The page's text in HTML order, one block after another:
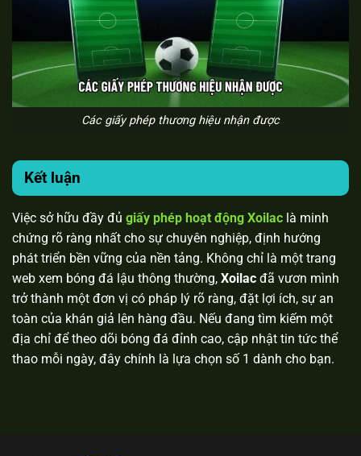
Các giấy phép thương hiệu nhận được
Kết luận
Việc sở hữu đầy đủ giấy phép hoạt động Xoilac là minh
chứng rõ ràng nhất cho sự chuyên nghiệp, định hướng
phát triển bền vững của nền tảng. Không chỉ là một trang
web xem bóng đá lậu thông thường, Xoilac đã vươn mình
trở thành một đơn vị có pháp lý rõ ràng, đặt lợi ích, sự an
toàn của khán giả lên hàng đầu. Nếu đang tìm kiếm một
địa chỉ để theo dõi bóng đá đỉnh cao, cập nhật tin tức thể
thao mỗi ngày, đây chính là lựa chọn số 1 dành cho bạn.